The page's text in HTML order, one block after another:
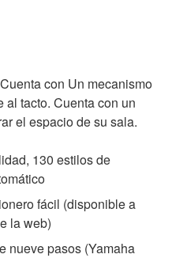
con Un mecanismo
tacto. Cuenta con un
el espacio de su sala.
130 estilos de
fácil (disponible a
la web)
nueve pasos (Yamaha